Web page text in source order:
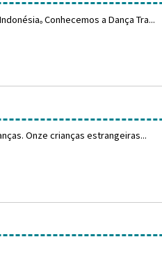
。Conhecemos a Dança Tra...
Onze crianças estrangeiras...